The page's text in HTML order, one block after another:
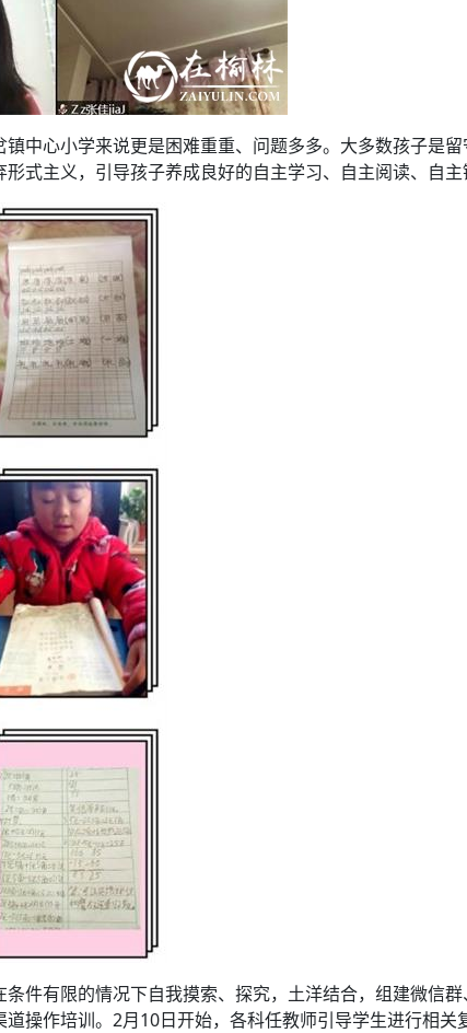
中心小学来说更是困难重重、问题多多。大多数孩子是
式主义，引导孩子养成良好的自主学习、自主阅读、自主
件有限的情况下自我摸索、探究，土洋结合，组建微信
操作培训。2月10日开始，各科任教师引导学生进行相